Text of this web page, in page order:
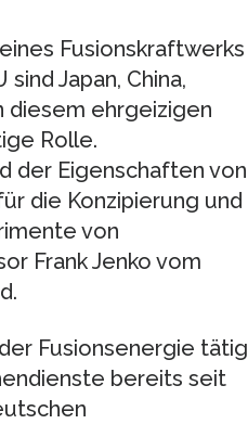
Fusionskraftwerks
Japan, China,
diesem ehrgeizigen
Rolle.
der Eigenschaften von
die Konzipierung und
von
Frank Jenko vom
Fusionsenergie tätig
bereits seit